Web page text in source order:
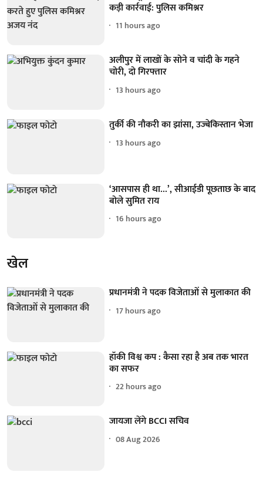
कड़ी कार्रवाई: पुलिस कमिश्नर
11 hours ago
अलीपुर में लाखों के सोने व चांदी के गहने
चोरी, दो गिरफ्तार
13 hours ago
तुर्की की नौकरी का झांसा, उज्बेकिस्तान भेजा
13 hours ago
‘आसपास ही था...’, सीआईडी पूछताछ के बाद
बोले सुमित राय
16 hours ago
खेल
प्रधानमंत्री ने पदक विजेताओं से मुलाकात की
17 hours ago
हॉकी विश्व कप : कैसा रहा है अब तक भारत
का सफर
22 hours ago
जायजा लेंगे BCCI सचिव
08 Aug 2026